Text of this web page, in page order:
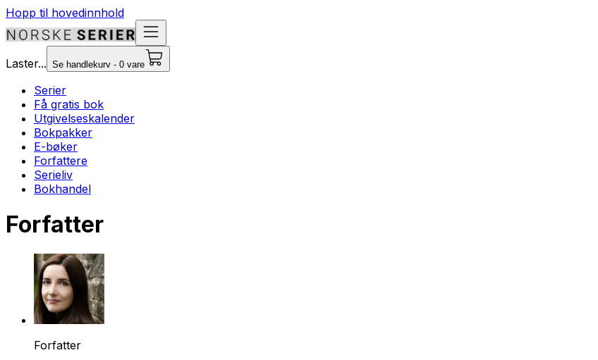
Hopp til hovedinnhold
Laster... Se handlekurv - 0 vare
Serier
Få gratis bok
Utgivelseskalender
Bokpakker
E-bøker
Forfattere
Serieliv
Bokhandel
Forfatter
Forfatter